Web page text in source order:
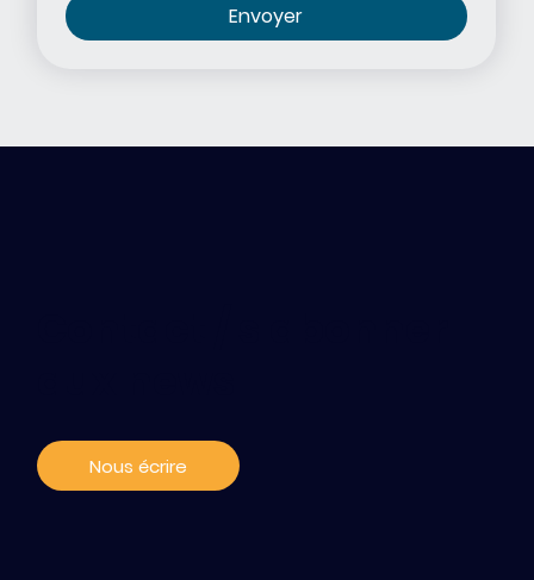
Envoyer
Nous écrire